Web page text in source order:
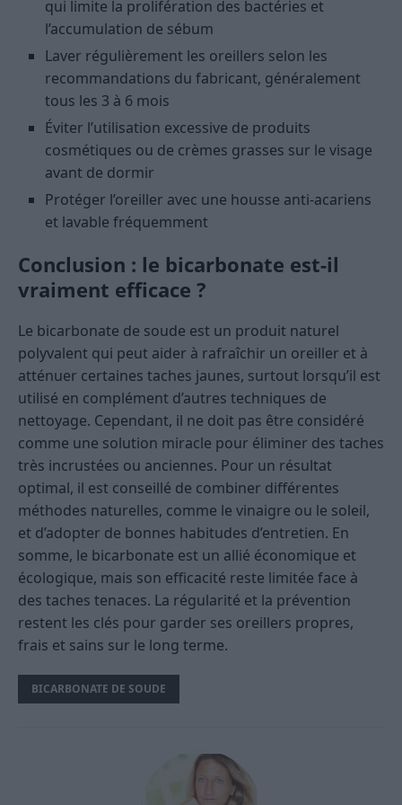
qui limite la prolifération des bactéries et
l’accumulation de sébum
Laver régulièrement les oreillers selon les
recommandations du fabricant, généralement
tous les 3 à 6 mois
Éviter l’utilisation excessive de produits
cosmétiques ou de crèmes grasses sur le visage
avant de dormir
Protéger l’oreiller avec une housse anti-acariens
et lavable fréquemment
Conclusion : le bicarbonate est-il
vraiment efficace ?
Le bicarbonate de soude est un produit naturel
polyvalent qui peut aider à rafraîchir un oreiller et à
atténuer certaines taches jaunes, surtout lorsqu’il est
utilisé en complément d’autres techniques de
nettoyage. Cependant, il ne doit pas être considéré
comme une solution miracle pour éliminer des taches
très incrustées ou anciennes. Pour un résultat
optimal, il est conseillé de combiner différentes
méthodes naturelles, comme le vinaigre ou le soleil,
et d’adopter de bonnes habitudes d’entretien. En
somme, le bicarbonate est un allié économique et
écologique, mais son efficacité reste limitée face à
des taches tenaces. La régularité et la prévention
restent les clés pour garder ses oreillers propres,
frais et sains sur le long terme.
BICARBONATE DE SOUDE